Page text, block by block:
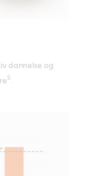
dannelse og
5